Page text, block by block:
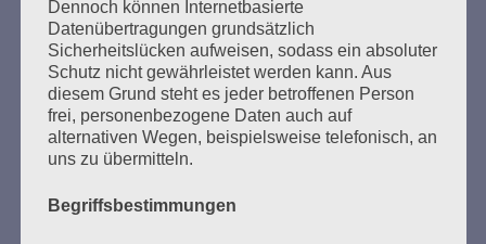
SUCHEN
NACH:
MARATHONLESUNG AUS DEN
Dennoch können Internetbasierte
Datenübertragungen grundsätzlich
Sicherheitslücken aufweisen, sodass ein absoluter
Schutz nicht gewährleistet werden kann. Aus
diesem Grund steht es jeder betroffenen Person
frei, personenbezogene Daten auch auf
alternativen Wegen, beispielsweise telefonisch, an
uns zu übermitteln.
Begriffsbestimmungen